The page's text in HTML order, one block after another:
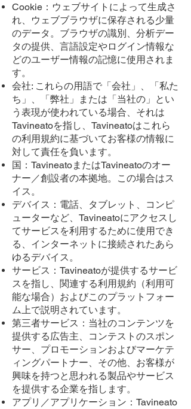
Cookie：ウェブサイトによって生成さ
れ、ウェブブラウザに保存される少量
のデータ。ブラウザの識別、分析デー
タの提供、言語設定やログイン情報な
どのユーザー情報の記憶に使用されま
す。
会社: これらの用語で「会社」、「私た
ち」、「弊社」または「当社の」とい
う表現が使われている場合、それは
Tavineatoを指し、Tavineatoはこれら
の利用規約に基づいてお客様の情報に
対して責任を負います。
国：TavineatoまたはTavineatoのオー
ナー／創設者の本拠地。この場合はス
イス。
デバイス：電話、タブレット、コンピ
ューターなど、Tavineatoにアクセスし
てサービスを利用するために使用でき
る、インターネットに接続されたあら
ゆるデバイス。
サービス：Tavineatoが提供するサービ
スを指し、関連する利用規約（利用可
能な場合）およびこのプラットフォー
ム上で説明されています。
第三者サービス：当社のコンテンツを
提供する広告主、コンテストのスポン
サー、プロモーションおよびマーケテ
ィングパートナー、その他、お客様が
興味を持つと思われる製品やサービス
を提供する企業を指します。
アプリ／アプリケーション：Tavineato